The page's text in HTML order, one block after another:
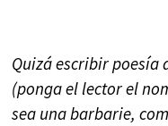
Quizá escribir poesía
(ponga el lector el
sea una barbarie,